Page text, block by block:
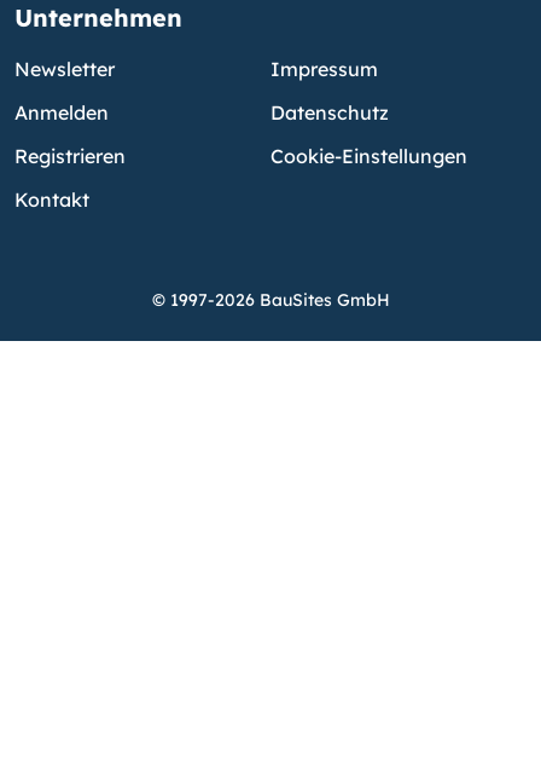
Unternehmen
Newsletter
Anmelden
Registrieren
Kontakt
Impressum
Datenschutz
Cookie-Einstellungen
© 1997-2026 BauSites GmbH